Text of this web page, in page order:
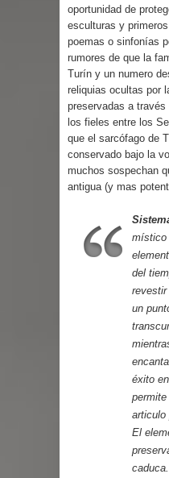
oportunidad de
esculturas y
poemas o sinfonías
rumores de que la
Turín y un numero
reliquias ocultas por
preservadas a
los fieles entre los
que el sarcófago de
conservado bajo la
muchos sospechan
antigua (y mas
místico
del
un
éxito
articulo
El